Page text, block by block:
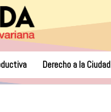
Derecho a la Ciudad